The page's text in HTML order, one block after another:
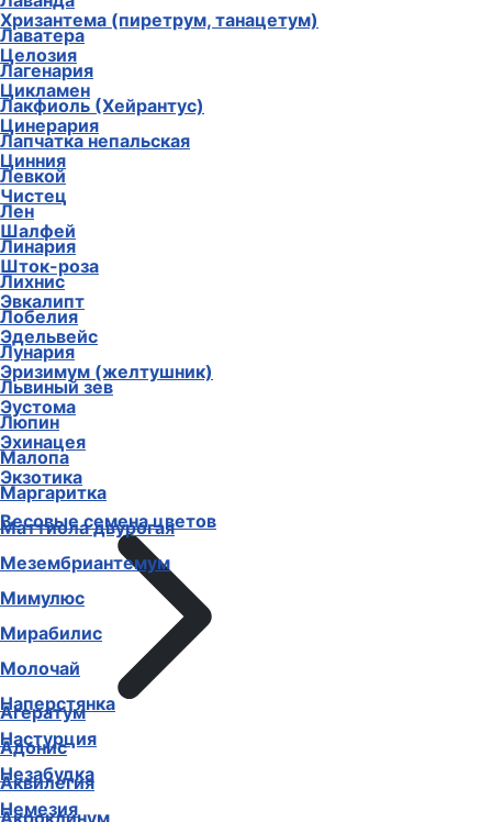
Хризантема (пиретрум, танацетум)
Целозия
Цикламен
Цинерария
Цинния
Чистец
Шалфей
Шток-роза
Эвкалипт
Эдельвейс
Эризимум (желтушник)
Эустома
Эхинацея
Экзотика
Весовые семена цветов
Агератум
Адонис
Аквилегия
Акроклинум
Лаватера
Лагенария
Лакфиоль (Хейрантус)
Лапчатка непальская
Левкой
Лен
Линария
Лихнис
Лобелия
Лунария
Львиный зев
Люпин
Малопа
Маргаритка
Маттиола двурогая
Мезембриантемум
Мимулюс
Мирабилис
Молочай
Наперстянка
Настурция
Незабудка
Немезия